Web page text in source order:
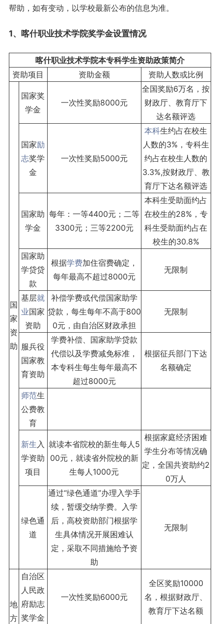
帮助，如有变动，以学校最新公布的信息为准。
1、喀什职业技术学院奖学金设置情况
喀什职业技术学院本专科学生资助政策简介
资助项目
资助金额 资助人数或比例
国
家
资
助
国家奖
学金
一次性奖励8000元
全国奖励6万名，按
财政厅、教育厅下
达名额评选
国家励
志奖学
金
一次性奖励5000元
本科生约占在校生
人数的3%，专科生
约占在校生人数的
3.3%,按财政厅、教
育厅下达名额评选
国家助
学金
每年：一等4400元；二等
3300元；三等2200元
本科生受助面约占
在校生的28%，专
科生受助面约占在
校生的30.8%
国家助
学贷贷
款
根据学费加住宿费确定，
每年最高不超过8000元
无限制
基层就
业国家
资助
补偿学费或代偿国家助学
贷款，每生每年不高于800
0元，由自治区财政承担
无限制
服兵役
国家教
育资助
学费补偿、国家助学贷款
代偿以及学费减免标准，
本专科生每生每年最高不
超过8000元
根据征兵部门下达
名额确定
师范生
公费教
育
新生入
学资助
项目
就读本省院校的新生每人5
00元，就读省外院校的新
生每人1000元
根据家庭经济困难
学生分布等情况确
定，全国共资助约2
0万人
绿色通
道
通过“绿色通道”办理入学手
续，暂缓交纳学费。入学
后，高校资助部门根据学
生具体情况开展困难认
定，采取不同措施给予资
助
无限制
地
方
自治区
人民政
府励志
奖学金
一次性奖励6000元
全区奖励10000
名，根据财政厅、
教育厅下达名额